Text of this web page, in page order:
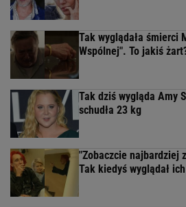
Tak wyglądała śmierci
Wspólnej". To jakiś
Tak dziś wygląda Amy
schudła 23 kg
"Zobaczcie najbardziej
Tak kiedyś wyglądał